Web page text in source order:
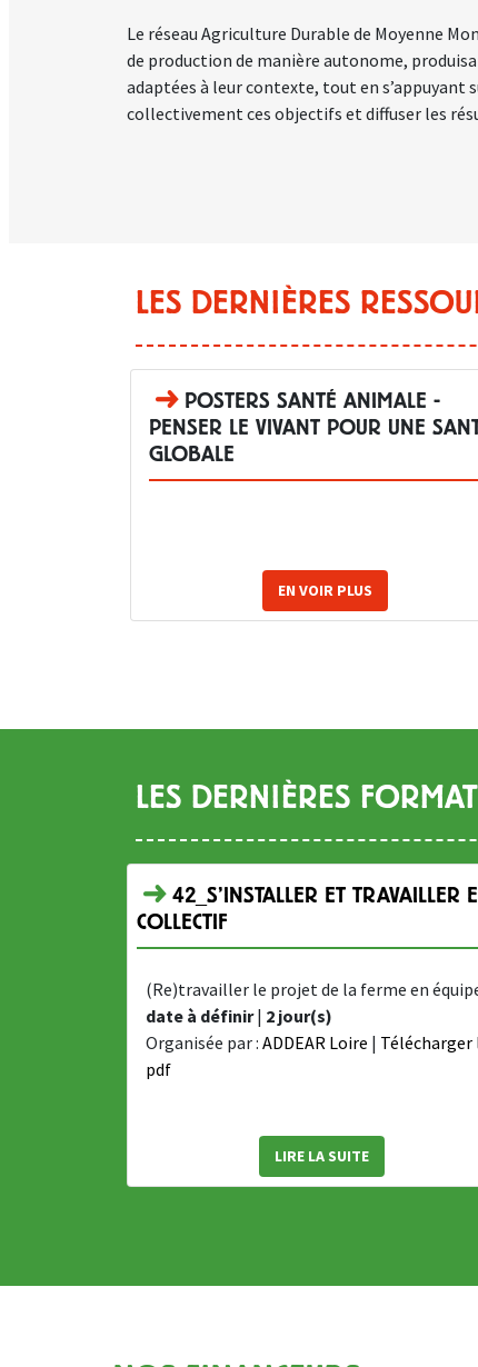
Le réseau Agriculture Durable de Moyenne
de production de manière autonome,
adaptées à leur contexte, tout en s’appuyant
collectivement ces objectifs et diffuser les
LES DERNIÈRES
POSTERS SANTÉ ANIMALE -
PENSER LE VIVANT POUR UNE
GLOBALE
EN VOIR PLUS
LES DERNIÈRES
42_S'INSTALLER ET TRAVAILLER
COLLECTIF
(Re)travailler le projet de la ferme en
date à définir| 2 jour(s)
Organisée par : ADDEAR Loire | Télécharger
pdf
LIRE LA SUITE